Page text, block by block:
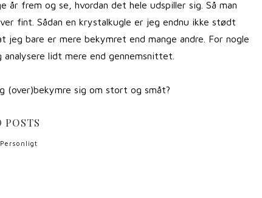
frem og se, hvordan det hele udspiller sig. Så man
fint. Sådan en krystalkugle er jeg endnu ikke stødt
bare er mere bekymret end mange andre. For nogle
lidt mere end gennemsnittet.
(over)bekymre sig om stort og småt?
POSTS
Personligt